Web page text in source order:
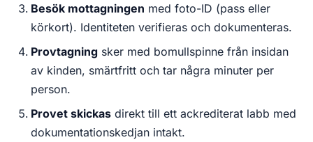
Besök mottagningen med foto-ID (pass eller
körkort). Identiteten verifieras och dokumenteras.
Provtagning sker med bomullspinne från insidan
av kinden, smärtfritt och tar några minuter per
person.
Provet skickas direkt till ett ackrediterat labb med
dokumentationskedjan intakt.